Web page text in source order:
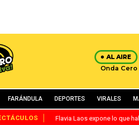
AL AIRE
Onda Cero
FARÁNDULA DEPORTES VIRALES
Flavia Laos expone lo que